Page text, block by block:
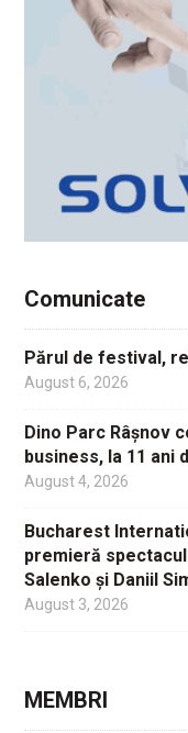
Comunicate
Părul de festival,
August 6, 2026
Dino Parc Râșnov
business, la 11 ani
August 4, 2026
Bucharest
premieră
Salenko și Daniil
August 3, 2026
MEMBRI